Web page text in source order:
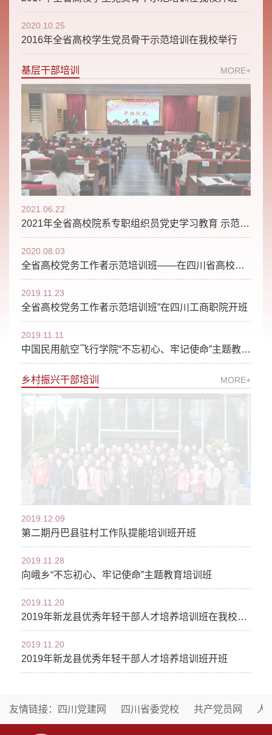
2020.10.25
2016年全省高校学生党员骨干示范培训在我校举行
基层干部培训 MORE+
2021.06.22
2021年全省高校院系专职组织员党史学习教育 示范培训班在我校顺利开班
2020.08.03
全省高校党务工作者示范培训班——在四川省高校青年马克思主义者培训基地开班
2019.11.23
全省高校党务工作者示范培训班”在四川工商职院开班
2019.11.11
中国民用航空飞行学院“不忘初心、牢记使命”主题教育暨基层党支部书记培训班开班仪式在我校开班
乡村振兴干部培训 MORE+
2019.12.09
第二期丹巴县驻村工作队提能培训班开班
2019.11.28
向峨乡“不忘初心、牢记使命”主题教育培训班
2019.11.20
2019年新龙县优秀年轻干部人才培养培训班在我校开班
2019.11.20
2019年新龙县优秀年轻干部人才培养培训班开班
友情链接： 四川党建网 四川省委党校 共产党员网 人